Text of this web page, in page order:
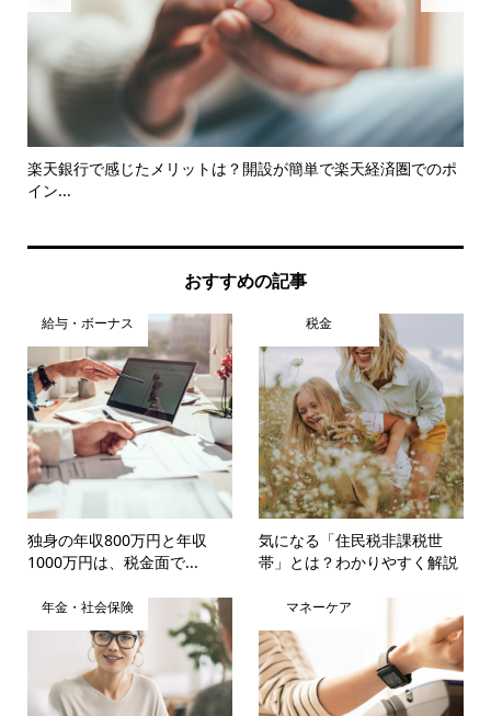
楽天銀行で感じたメリットは？開設が簡単で楽天経済圏でのポ
イン...
おすすめの記事
給与・ボーナス
独身の年収800万円と年収
1000万円は、税金面で...
税金
気になる「住民税非課税世
帯」とは？わかりやすく解説
年金・社会保険 マネーケア